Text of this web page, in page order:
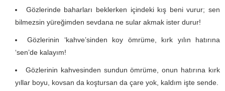
Gözlerinde baharları beklerken içindeki kış beni vurur; sen
bilmezsin yüreğimden sevdana ne sular akmak ister durur!
Gözlerinin ‘kahve’sinden koy ömrüme, kırk yılın hatırına
‘sen’de kalayım!
Gözlerinin kahvesinden sundun ömrüme, onun hatırına kırk
yıllar boyu, kovsan da koştursan da çare yok, kaldım işte sende.